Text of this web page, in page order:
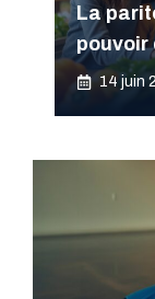
La
pouvoir
14 juin